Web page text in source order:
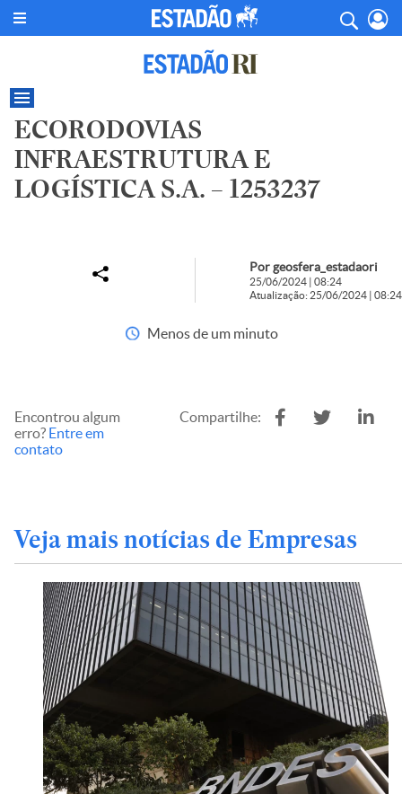
ECORODOVIAS
INFRAESTRUTURA E
LOGÍSTICA S.A. – 1253237
Por geosfera_estadaori
25/06/2024 | 08:24
Atualização: 25/06/2024 | 08:24
Menos de um minuto
Encontrou algum
erro? Entre em
contato
Compartilhe:
Veja mais notícias de Empresas